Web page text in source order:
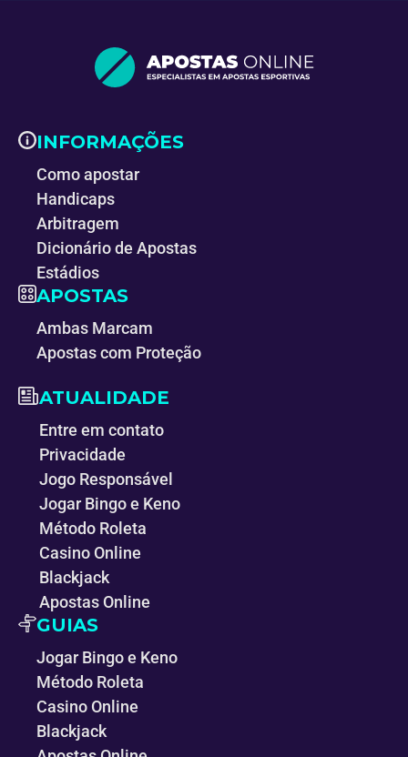
INFORMAÇÕES
Como apostar
Handicaps
Arbitragem
Dicionário de Apostas
Estádios
APOSTAS
Ambas Marcam
Apostas com Proteção
ATUALIDADE
Entre em contato
Privacidade
Jogo Responsável
Jogar Bingo e Keno
Método Roleta
Casino Online
Blackjack
Apostas Online
GUIAS
Jogar Bingo e Keno
Método Roleta
Casino Online
Blackjack